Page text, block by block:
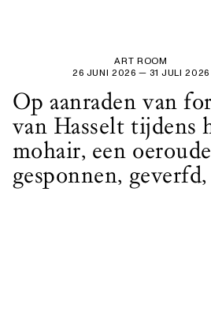
ART ROOM
26 JUNI 2026 — 31 JULI 2026
Op aanraden van
van Hasselt tijdens
mohair, een
gesponnen,